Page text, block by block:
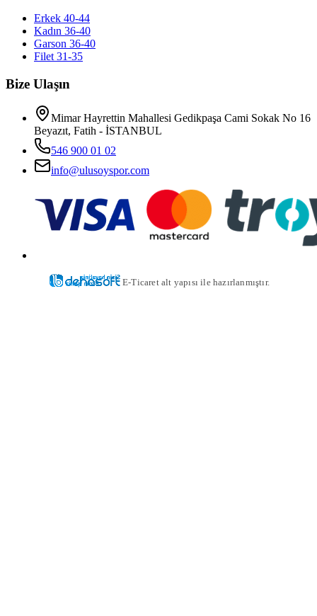
Erkek 40-44
Kadın 36-40
Garson 36-40
Filet 31-35
Bize Ulaşın
Mimar Hayrettin Mahallesi Gedikpaşa Cami Sokak No 16
Beyazıt, Fatih - İSTANBUL
546 900 01 02
info@ulusoyspor.com
E-Ticaret alt yapısı ile hazırlanmıştır.